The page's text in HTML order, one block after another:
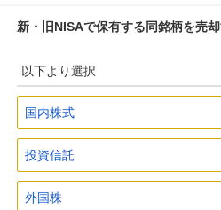
新・旧NISAで保有する同銘柄を売
以下より選択
国内株式
投資信託
外国株